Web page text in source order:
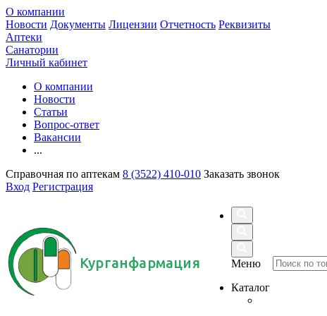
О компании
Новости Документы Лицензии Отчетность Реквизиты
Аптеки
Санатории
Личный кабинет
О компании
Новости
Статьи
Вопрос-ответ
Вакансии
...
Справочная по аптекам 8 (3522) 410-010 Заказать звонок
Вход Регистрация
Курганфармация
Меню
Каталог